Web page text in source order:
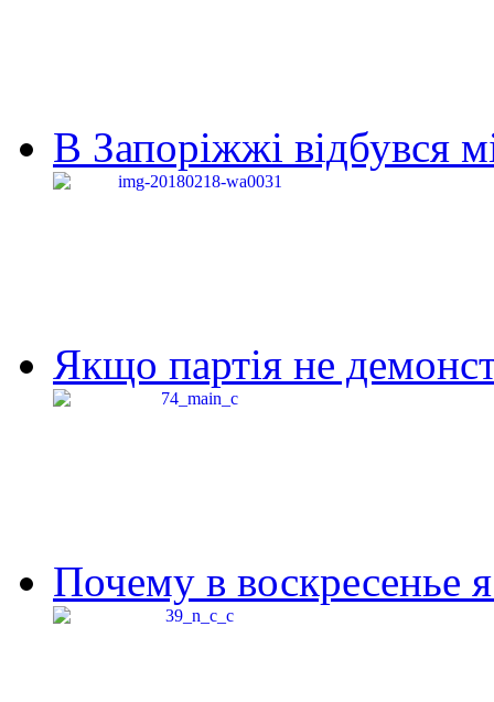
В Запоріжжі відбувся
Якщо партія не
Почему в воскресенье